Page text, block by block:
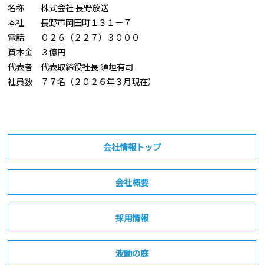
名称 株式会社 長野放送
本社 長野市岡田町１３１－７
電話 ０２６（２２７）３０００
資本金 ３億円
代表者 代表取締役社長 須垣有司
社員数 ７７名（２０２６年３月現在）
会社情報トップ
会社概要
採用情報
波動の庭